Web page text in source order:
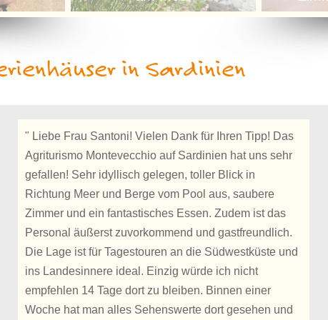
in Sardinien
" Liebe Frau Santoni! Vielen Dank für Ihren Tipp! Das
Agriturismo Montevecchio auf Sardinien hat uns sehr
gefallen! Sehr idyllisch gelegen, toller Blick in
Richtung Meer und Berge vom Pool aus, saubere
Zimmer und ein fantastisches Essen. Zudem ist das
Personal äußerst zuvorkommend und gastfreundlich.
Die Lage ist für Tagestouren an die Südwestküste und
ins Landesinnere ideal. Einzig würde ich nicht
empfehlen 14 Tage dort zu bleiben. Binnen einer
Woche hat man alles Sehenswerte dort gesehen und